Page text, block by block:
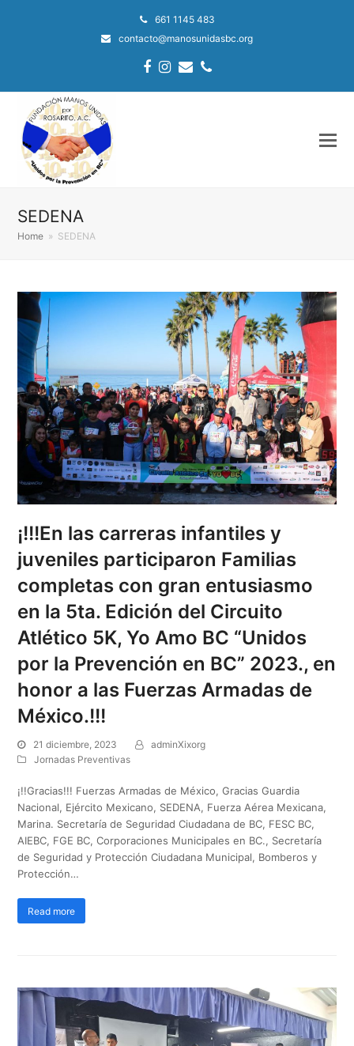
661 1145 483
contacto@manosunidasbc.org
Facebook
Instagram
EmailPhone
SEDENA
Home » SEDENA
¡!!!En las carreras infantiles y
juveniles participaron Familias
completas con gran entusiasmo
en la 5ta. Edición del Circuito
Atlético 5K, Yo Amo BC “Unidos
por la Prevención en BC” 2023., en
honor a las Fuerzas Armadas de
México.!!!
21 diciembre, 2023
adminXixorg
Jornadas Preventivas
¡!!Gracias!!! Fuerzas Armadas de México, Gracias Guardia
Nacional, Ejército Mexicano, SEDENA, Fuerza Aérea Mexicana,
Marina. Secretaría de Seguridad Ciudadana de BC, FESC BC,
AIEBC, FGE BC, Corporaciones Municipales en BC., Secretaría
de Seguridad y Protección Ciudadana Municipal, Bomberos y
Protección…
Read more